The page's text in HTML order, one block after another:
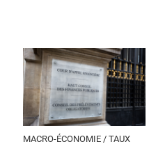
MACRO-ÉCONOMIE / TAUX